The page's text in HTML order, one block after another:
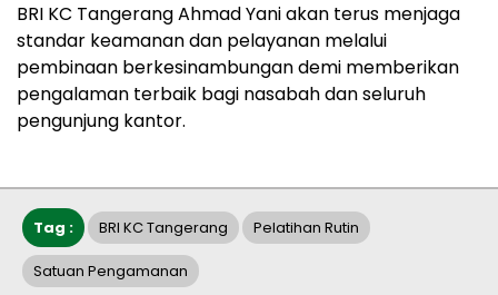
BRI KC Tangerang Ahmad Yani akan terus menjaga
standar keamanan dan pelayanan melalui
pembinaan berkesinambungan demi memberikan
pengalaman terbaik bagi nasabah dan seluruh
pengunjung kantor.
Tag : BRI KC Tangerang Pelatihan Rutin
Satuan Pengamanan